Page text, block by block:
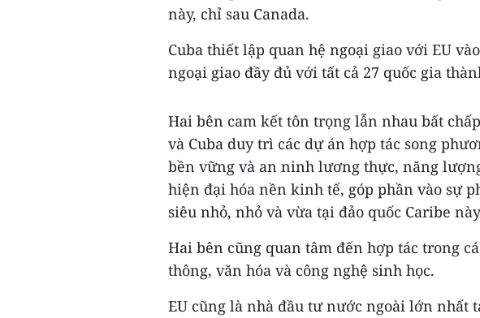
này, chỉ sau Canada.
Cuba thiết lập quan hệ ngoại giao với EU
ngoại giao đầy đủ với tất cả 27 quốc gia
Hai bên cam kết tôn trọng lẫn nhau bất
và Cuba duy trì các dự án hợp tác song
bền vững và an ninh lương thực, năng
hiện đại hóa nền kinh tế, góp phần vào sự
siêu nhỏ, nhỏ và vừa tại đảo quốc Caribe
Hai bên cũng quan tâm đến hợp tác trong
thông, văn hóa và công nghệ sinh học.
EU cũng là nhà đầu tư nước ngoài lớn nhất